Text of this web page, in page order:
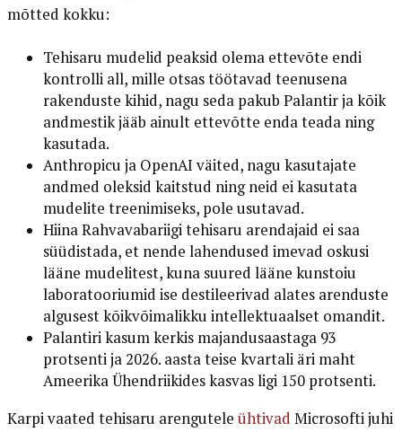
mõtted kokku:
Tehisaru mudelid peaksid olema ettevõte endi
kontrolli all, mille otsas töötavad teenusena
rakenduste kihid, nagu seda pakub Palantir ja kõik
andmestik jääb ainult ettevõtte enda teada ning
kasutada.
Anthropicu ja OpenAI väited, nagu kasutajate
andmed oleksid kaitstud ning neid ei kasutata
mudelite treenimiseks, pole usutavad.
Hiina Rahvavabariigi tehisaru arendajaid ei saa
süüdistada, et nende lahendused imevad oskusi
lääne mudelitest, kuna suured lääne kunstoiu
laboratooriumid ise destileerivad alates arenduste
algusest kõikvõimalikku intellektuaalset omandit.
Palantiri kasum kerkis majandusaastaga 93
protsenti ja 2026. aasta teise kvartali äri maht
Ameerika Ühendriikides kasvas ligi 150 protsenti.
Karpi vaated tehisaru arengutele ühtivad Microsofti juhi